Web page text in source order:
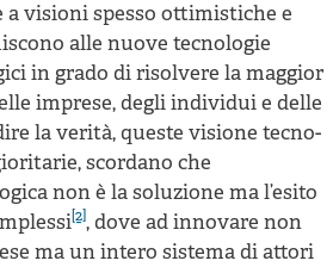
visioni spesso ottimistiche e
alle nuove tecnologie
in grado di risolvere la maggior
imprese, degli individui e delle
la verità, queste visione tecno-
scordano che
non è la soluzione ma l’esito
[2], dove ad innovare non
ma un intero sistema di attori